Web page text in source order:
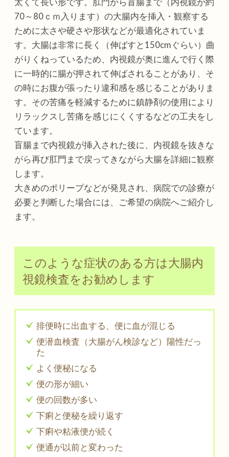
太くて長い形です。肛門から盲腸まで（内視鏡が約
70～80ｃｍ入ります）の大腸内を挿入・観察する
ために太さや硬さや形状などが最適化されていま
す。大腸は非常に長く（伸ばすと150cmぐらい）曲
がりくねっているため、内視鏡が奥に進んで行く際
に一時的に腸が押されて伸ばされることがあり、そ
の時にお腹が張ったり違和感を感じることがありま
す。その苦痛を軽減するために鎮静剤の使用により
リラックスし苦痛を感じにくくするなどの工夫をし
ています。
盲腸まで内視鏡が挿入された後に、内視鏡を抜きな
がら再び肛門まで戻ってきながら大腸を詳細に観察
します。
大きめのポリープなどが発見され、病院での診療が
必要と判断した場合には、ご希望の病院へご紹介し
ます。
このような症状のある方は大腸内
視鏡検査をお勧めします
排便時に出血する、便に血が混じる
便潜血検査（大腸がん検診など）陽性だっ
た
よく便秘になる
便の形が細い
便の回数が多い
下痢と便秘を繰り返す
下痢や粘液便が続く
便通が以前と変わった